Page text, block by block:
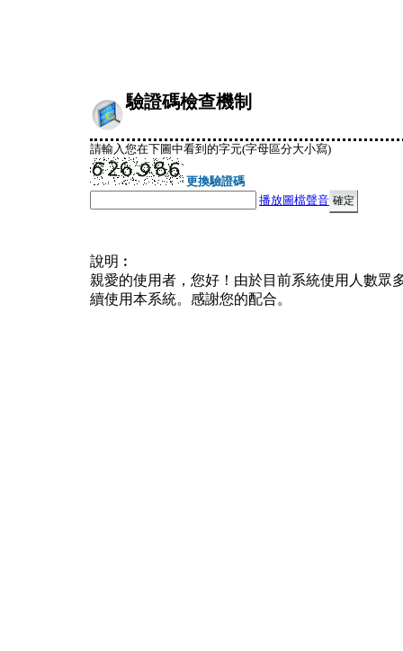
驗證碼檢查機制
請輸入您在下圖中看到的字元(字母區分大小寫)
更換驗證碼
播放圖檔聲音
說明︰
親愛的使用者，您好！由於目前系統使用人數眾
續使用本系統。感謝您的配合。